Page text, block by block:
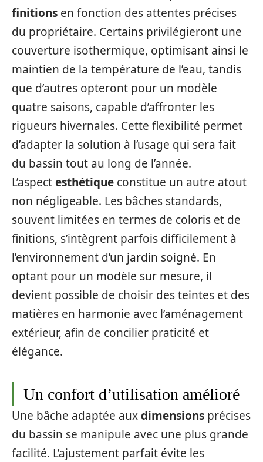
finitions en fonction des attentes précises
du propriétaire. Certains privilégieront une
couverture isothermique, optimisant ainsi le
maintien de la température de l’eau, tandis
que d’autres opteront pour un modèle
quatre saisons, capable d’affronter les
rigueurs hivernales. Cette flexibilité permet
d’adapter la solution à l’usage qui sera fait
du bassin tout au long de l’année.
L’aspectesthétique constitue un autre atout
non négligeable. Les bâches standards,
souvent limitées en termes de coloris et de
finitions, s’intègrent parfois difficilement à
l’environnement d’un jardin soigné. En
optant pour un modèle sur mesure, il
devient possible de choisir des teintes et des
matières en harmonie avec l’aménagement
extérieur, afin de concilier praticité et
élégance.
Un confort d’utilisation amélioré
Une bâche adaptée auxdimensions précises
du bassin se manipule avec une plus grande
facilité. L’ajustement parfait évite les